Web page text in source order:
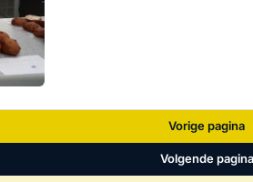
Vorige pagina
Volgende pagina